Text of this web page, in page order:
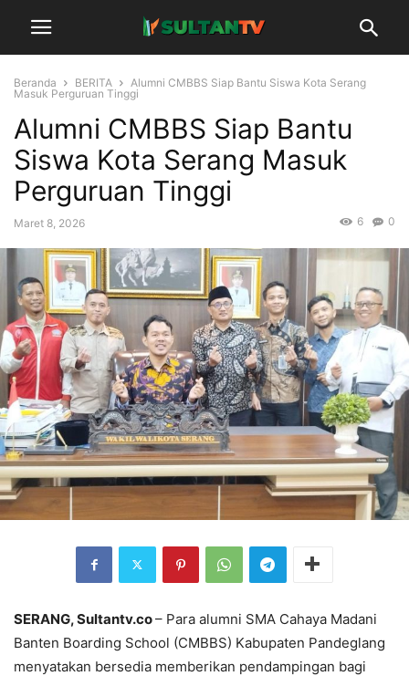
Beranda BERITA
Alumni CMBBS Siap Bantu Siswa Kota Serang
Masuk Perguruan Tinggi
Alumni CMBBS Siap Bantu
Siswa Kota Serang Masuk
Perguruan Tinggi
Maret 8, 2026 0
6
SERANG, Sultantv.co– Para alumni SMA Cahaya Madani
Banten Boarding School (CMBBS) Kabupaten Pandeglang
menyatakan bersedia memberikan pendampingan bagi